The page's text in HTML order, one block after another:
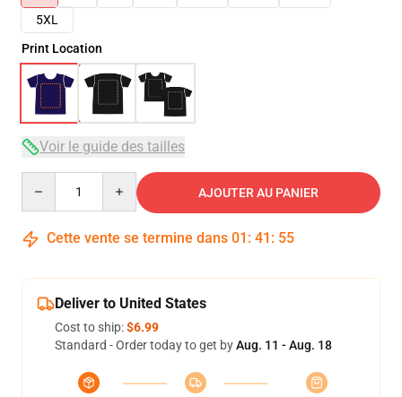
5XL
Print Location
Voir le guide des tailles
AJOUTER AU PANIER
Cette vente se termine dans 01 : 41 : 54
Deliver to United States
Cost to ship:$6.99
Standard - Order today to get byAug. 11 - Aug. 18